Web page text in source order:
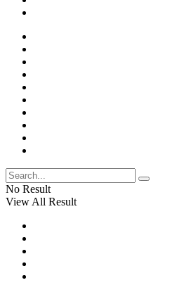
No Result
View All Result